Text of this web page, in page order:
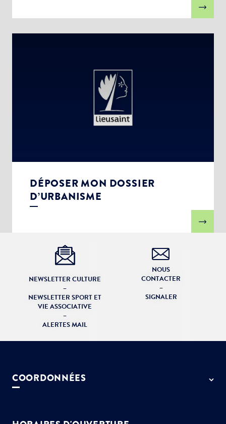
DÉPOSER MON DOSSIER
D’URBANISME
NEWSLETTER CULTURE
–
NEWSLETTER SPORT ET
VIE ASSOCIATIVE
–
ALERTES MAIL
NOUS
CONTACTER
–
SIGNALER
COORDONNÉES